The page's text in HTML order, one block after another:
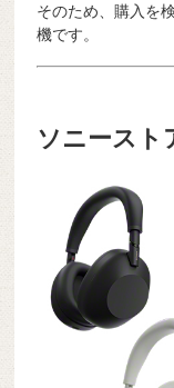
そのため、購入を
機です。
ソニースト